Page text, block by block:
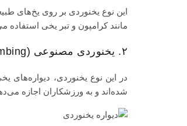
این نوع یخنوردی بر روی یخ‌های
مانند کرامپون و تبر یخی
۲. یخنوردی مصنوعی (Competition Ice Climbing)
در این نوع یخنوردی،
شده‌اند و به ورزشکاران اجازه